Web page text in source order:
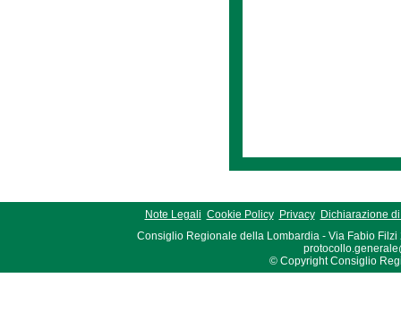
Note Legali Cookie Policy Privacy
Dichiarazione
Consiglio Regionale della Lombardia - Via Fabio Filzi
© Copyright Consiglio